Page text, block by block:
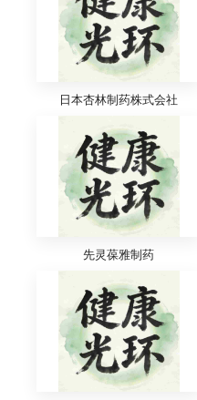
日本杏林制药株式会社
先灵葆雅制药